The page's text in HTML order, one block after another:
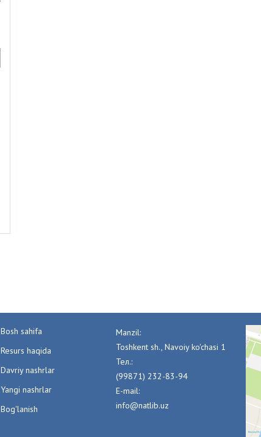
Bosh sahifa
Resurs haqida
Davriy nashrlar
Yangi nashrlar
Bog'lanish
Manzil:
Toshkent sh., Navoiy ko'chasi 1
Тел.:
(99871) 232-83-94
E-mail:
info@natlib.uz